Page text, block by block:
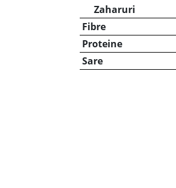
Zaharuri
Fibre
Proteine
Sare